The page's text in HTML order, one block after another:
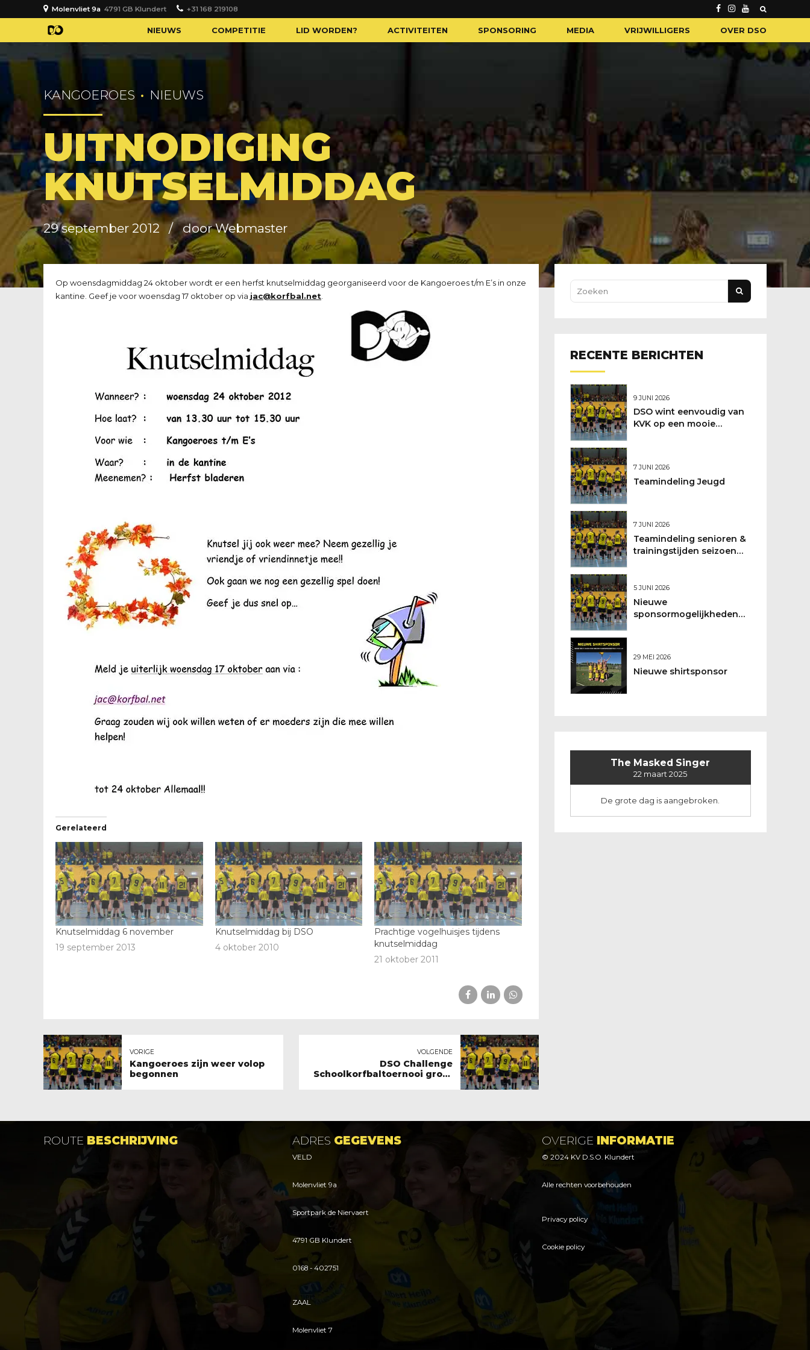
Molenvliet 9a 4791 GB Klundert +31 168 219108
NIEUWS COMPETITIE LID WORDEN? ACTIVITEITEN SPONSORING MEDIA VRIJWILLIGERS OVER DSO
KANGOEROES NIEUWS
UITNODIGING
KNUTSELMIDDAG
29 september 2012 door Webmaster
Op woensdagmiddag 24 oktober wordt er een herfst knutselmiddag georganiseerd voor de Kangoeroes t/m E’s in onze
kantine. Geef je voor woensdag 17 oktober op via jac@korfbal.net
Gerelateerd
Knutselmiddag 6 november
19 september 2013
Knutselmiddag bij DSO
4 oktober 2010
Prachtige vogelhuisjes tijdens
knutselmiddag
21 oktober 2011
VORIGE
Kangoeroes zijn weer volop
begonnen
VOLGENDE
DSO Challenge
Schoolkorfbaltoernooi groot
RECENTE BERICHTEN
9 JUNI 2026
DSO wint eenvoudig van
KVK op een mooie
7 JUNI 2026
Teamindeling Jeugd
7 JUNI 2026
Teamindeling senioren &
trainingstijden seizoen
5 JUNI 2026
Nieuwe
sponsormogelijkheden
29 MEI 2026
Nieuwe shirtsponsor
The Masked Singer
22 maart 2025
De grote dag is aangebroken.
ROUTE BESCHRIJVING ADRES GEGEVENS
VELD
Molenvliet 9a
Sportpark de Niervaert
4791 GB Klundert
0168 - 402751
ZAAL
Molenvliet 7
OVERIGE INFORMATIE
© 2024 KV D.S.O. Klundert
Alle rechten voorbehouden
Privacy policy
Cookie policy